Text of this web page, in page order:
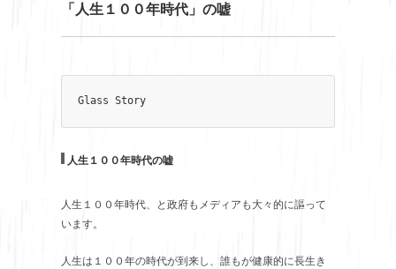
「人生１００年時代」の嘘
Glass Story
人生１００年時代の嘘
人生１００年時代、と政府もメディアも大々的に謳って
います。
人生は１００年の時代が到来し、誰もが健康的に長生き